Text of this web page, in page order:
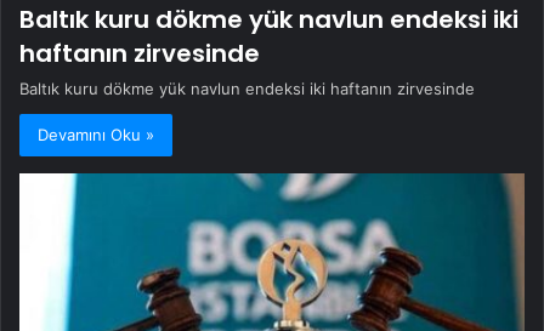
Baltık kuru dökme yük navlun endeksi iki
haftanın zirvesinde
Baltık kuru dökme yük navlun endeksi iki haftanın zirvesinde
Devamını Oku »